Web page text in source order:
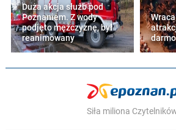
Duża akcja służb pod
Poznaniem. Z wody
podjęto mężczyznę, był
reanimowany
Siła miliona